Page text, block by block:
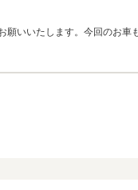
いいたします。今回のお車